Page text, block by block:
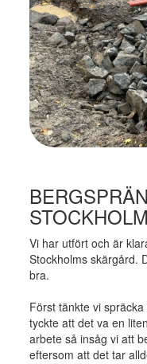
Vi har utfört och är
Stockholms skärgård.
bra.
Först tänkte vi
tyckte att det va en
arbete så insåg vi att
eftersom att det tar